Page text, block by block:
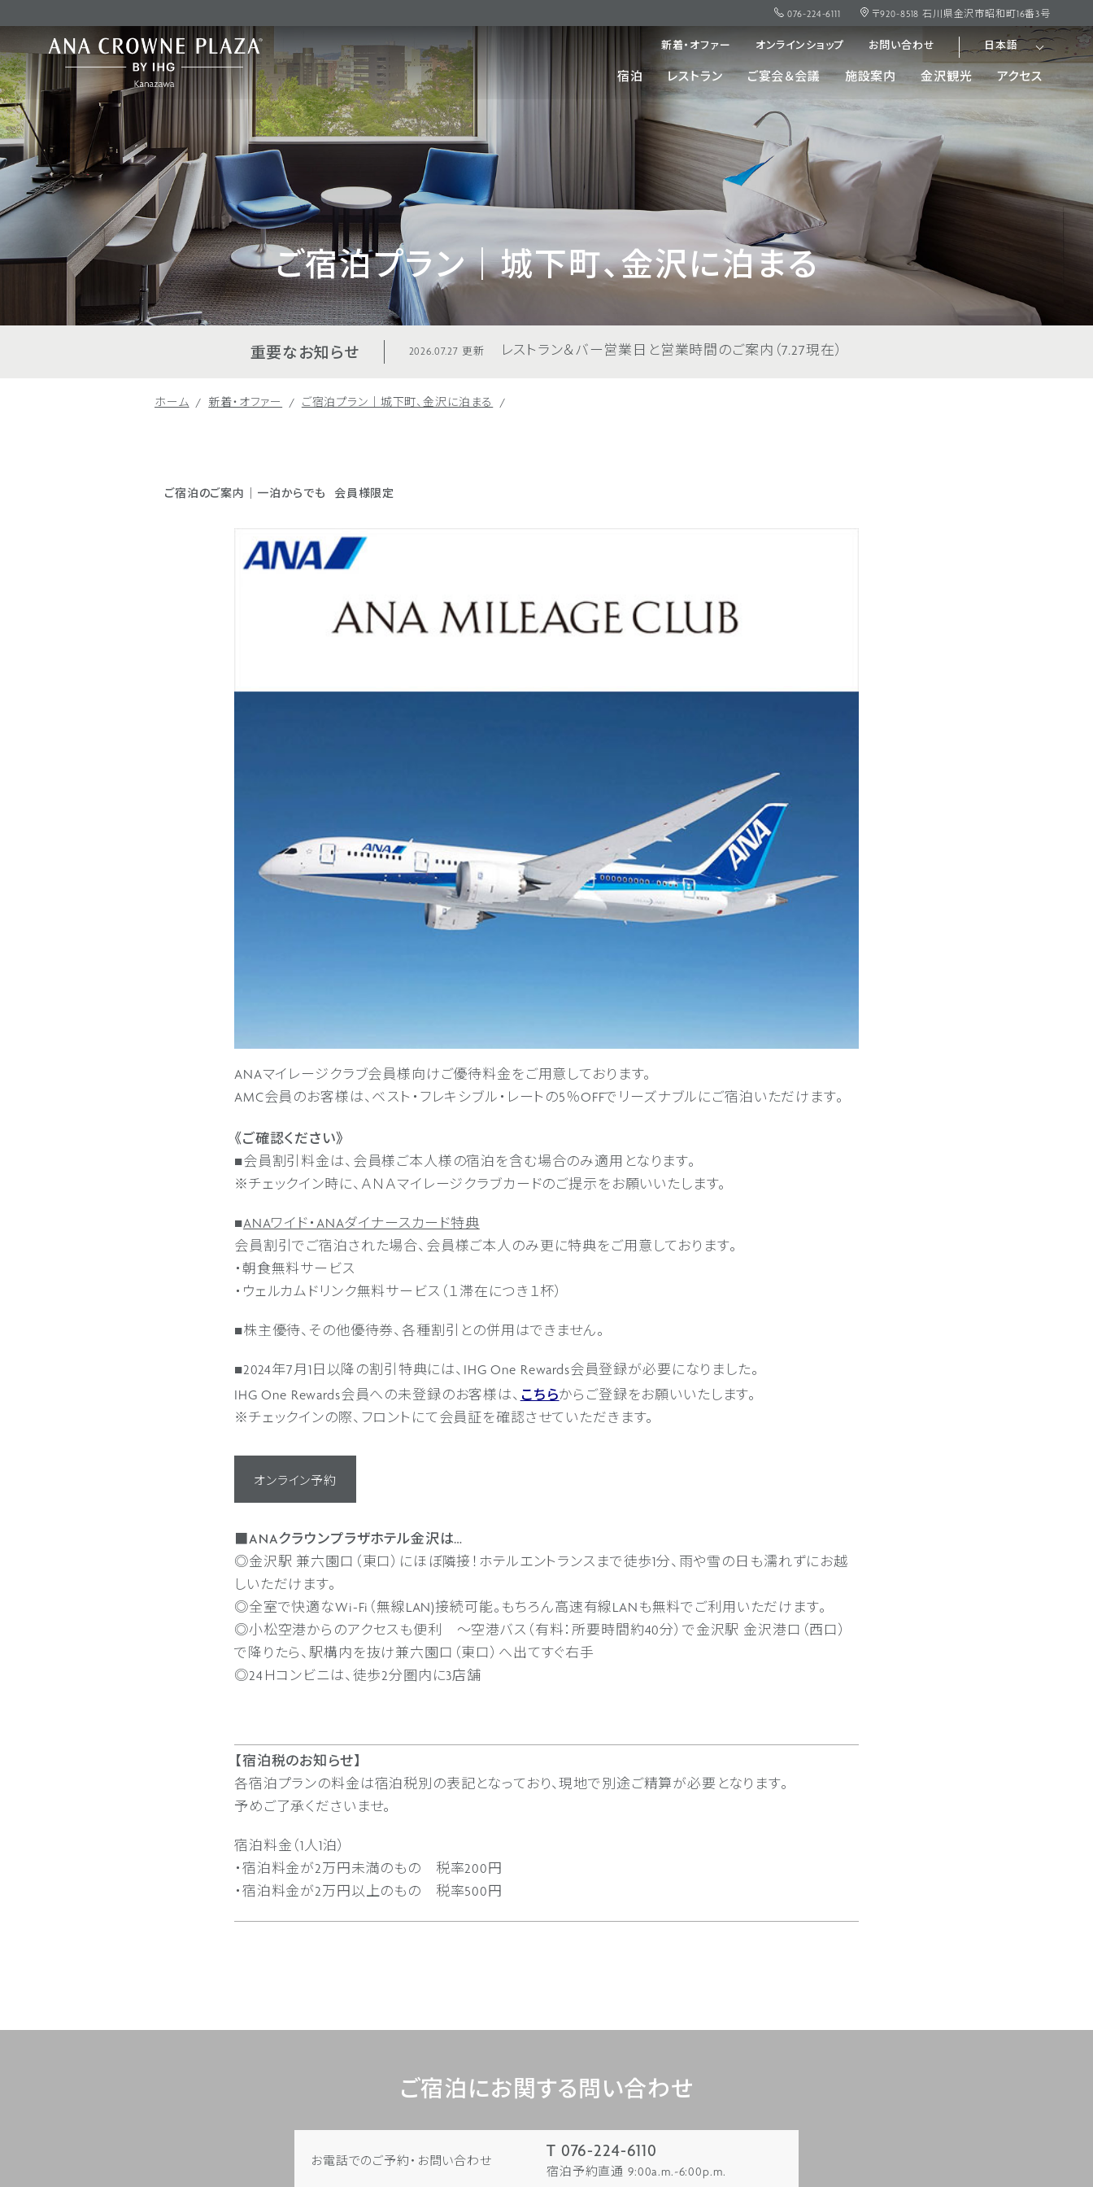
076-224-6111 〒920-8518 石川県金沢市昭和町16番3号
新着・オファー オンラインショップ お問い合わせ 日本語
宿泊 レストラン ご宴会＆会議 施設案内 金沢観光 アクセス
ご宿泊プラン｜城下町、金沢に泊まる
重要なお知らせ 2026.07.27 更新 レストラン＆バー営業日と営業時間のご案内（7.27現在）
ホーム 新着・オファー ご宿泊プラン｜城下町、金沢に泊まる
ご宿泊のご案内｜一泊からでも 会員様限定
ANAマイレージクラブ会員様向けご優待料金をご用意しております。
AMC会員のお客様は、ベスト・フレキシブル・レートの5％OFFでリーズナブルにご宿泊いただけます。
《ご確認ください》
■会員割引料金は、会員様ご本人様の宿泊を含む場合のみ適用となります。
※チェックイン時に、ＡＮＡマイレージクラブカードのご提示をお願いいたします。
■ANAワイド・ANAダイナースカード特典
会員割引でご宿泊された場合、会員様ご本人のみ更に特典をご用意しております。
・朝食無料サービス
・ウェルカムドリンク無料サービス（１滞在につき１杯）
■株主優待、その他優待券、各種割引との併用はできません。
■2024年7月1日以降の割引特典には、IHG One Rewards会員登録が必要になりました。
IHG One Rewards会員への未登録のお客様は、 こちらからご登録をお願いいたします。
※チェックインの際、フロントにて会員証を確認させていただきます。
オンライン予約
■ANAクラウンプラザホテル金沢は…
◎金沢駅 兼六園口（東口）にほぼ隣接！ホテルエントランスまで徒歩1分、雨や雪の日も濡れずにお越
しいただけます。
◎全室で快適なWi-Fi（無線LAN)接続可能。もちろん高速有線LANも無料でご利用いただけます。
◎小松空港からのアクセスも便利 ～空港バス（有料：所要時間約40分）で金沢駅 金沢港口（西口）
で降りたら、駅構内を抜け兼六園口（東口）へ出てすぐ右手
◎24Ｈコンビニは、徒歩2分圏内に3店舗
【宿泊税のお知らせ】
各宿泊プランの料金は宿泊税別の表記となっており、現地で別途ご精算が必要となります。
予めご了承くださいませ。
宿泊料金（1人1泊）
・宿泊料金が2万円未満のもの 税率200円
・宿泊料金が2万円以上のもの 税率500円
ご宿泊にお関する問い合わせ
お電話でのご予約・お問い合わせ
T 076-224-6110
宿泊予約直通 9:00a.m.~6:00p.m.